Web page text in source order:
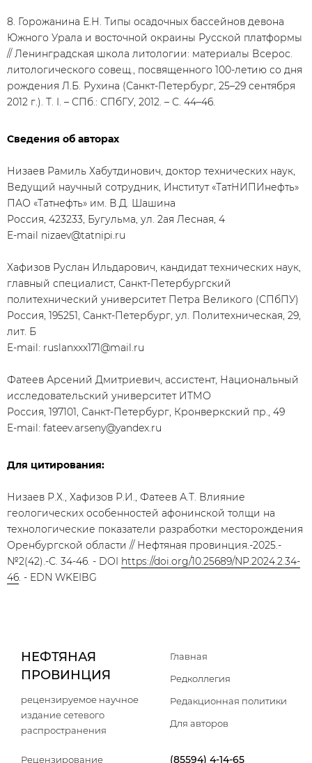
8. Горожанина Е.Н. Типы осадочных бассейнов девона
Южного Урала и восточной окраины Русской платформы
// Ленинградская школа литологии: материалы Всерос.
литологического совещ., посвященного 100-летию со дня
рождения Л.Б. Рухина (Санкт-Петербург, 25–29 сентября
2012 г.). Т. I. – СПб.: СПбГУ, 2012. – С. 44–46.
Сведения об авторах
Низаев Рамиль Хабутдинович, доктор технических наук,
Ведущий научный сотрудник, Институт «ТатНИПИнефть»
ПАО «Татнефть» им. В.Д. Шашина
Россия, 423233, Бугульма, ул. 2ая Лесная, 4
E-mail nizaev@tatnipi.ru
Хафизов Руслан Ильдарович, кандидат технических наук,
главный специалист, Санкт-Петербургский
политехнический университет Петра Великого (СПбПУ)
Россия, 195251, Санкт-Петербург, ул. Политехническая, 29,
лит. Б
E-mail: ruslanxxx171@mail.ru
Фатеев Арсений Дмитриевич, ассистент, Национальный
исследовательский университет ИТМО
Россия, 197101, Санкт-Петербург, Кронверкский пр., 49
E-mail: fateev.arseny@yandex.ru
Для цитирования:
Низаев Р.Х., Хафизов Р.И., Фатеев А.Т. Влияние
геологических особенностей афонинской толщи на
технологические показатели разработки месторождения
Оренбургской области // Нефтяная провинция.-2025.-
№2(42).-С. 34-46. - DOI https://doi.org/10.25689/NP.2024.2.34-
46. - EDN WKEIBG
НЕФТЯНАЯ
ПРОВИНЦИЯ
рецензируемое научное
издание сетевого
распространения
Главная
Редколлегия
Редакционная политики
Для авторов
Рецензирование (85594) 4-14-65